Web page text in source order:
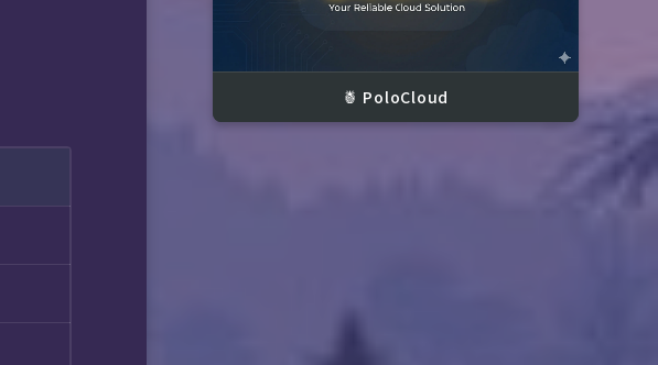
🍍 PoloCloud